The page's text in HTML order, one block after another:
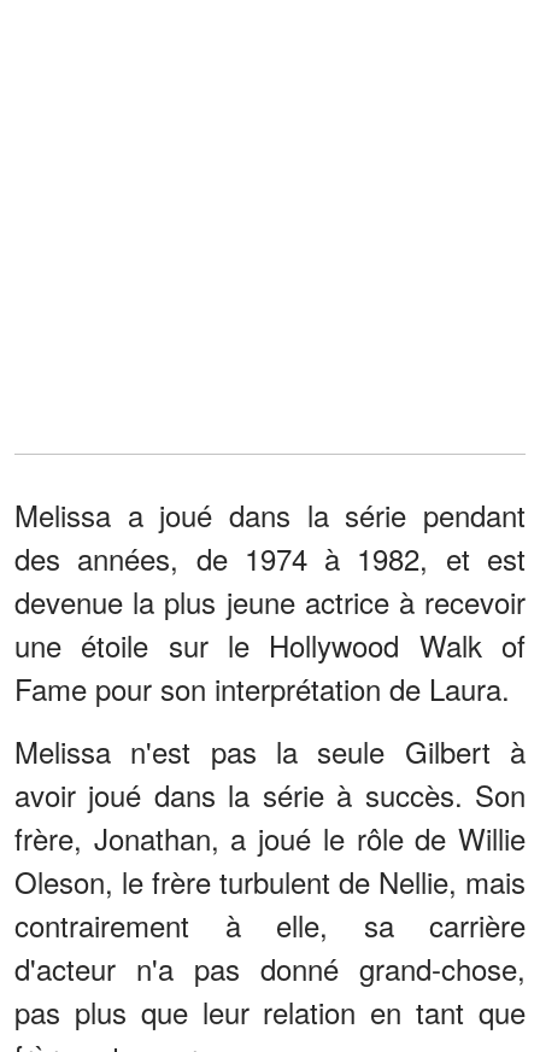
Melissa a joué dans la série pendant
des années, de 1974 à 1982, et est
devenue la plus jeune actrice à recevoir
une étoile sur le Hollywood Walk of
Fame pour son interprétation de Laura.
Melissa n'est pas la seule Gilbert à
avoir joué dans la série à succès. Son
frère, Jonathan, a joué le rôle de Willie
Oleson, le frère turbulent de Nellie, mais
contrairement à elle, sa carrière
d'acteur n'a pas donné grand-chose,
pas plus que leur relation en tant que